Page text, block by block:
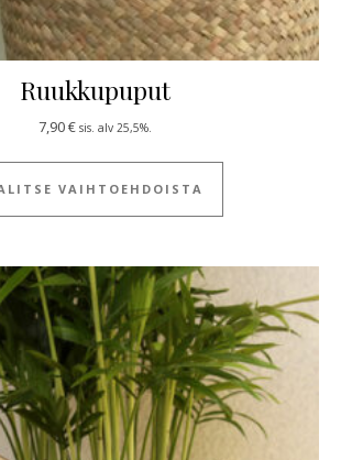
Ruukkupuput
7,90€ sis. alv 25,5%.
VAIHTOEHDOISTA
Tällä tuotteella